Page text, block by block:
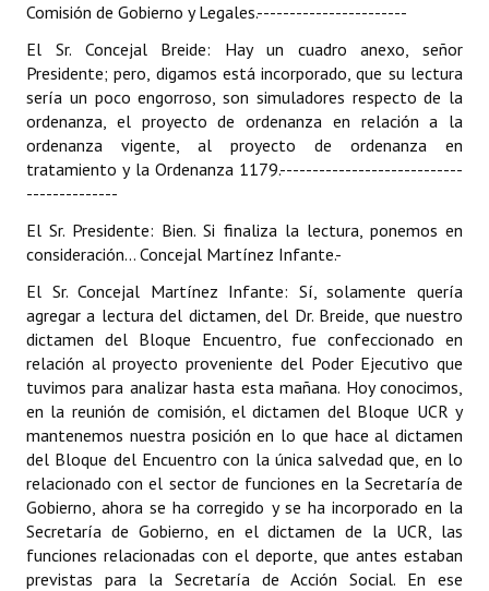
Comisión de Gobierno y Legales.-----------------------
El Sr. Concejal Breide: Hay un cuadro anexo, señor
Presidente; pero, digamos está incorporado, que su lectura
sería un poco engorroso, son simuladores respecto de la
ordenanza, el proyecto de ordenanza en relación a la
ordenanza vigente, al proyecto de ordenanza en
tratamiento y la Ordenanza 1179.----------------------------
--------------
El Sr. Presidente: Bien. Si finaliza la lectura, ponemos en
consideración... Concejal Martínez Infante.-
El Sr. Concejal Martínez Infante: Sí, solamente quería
agregar a lectura del dictamen, del Dr. Breide, que nuestro
dictamen del Bloque Encuentro, fue confeccionado en
relación al proyecto proveniente del Poder Ejecutivo que
tuvimos para analizar hasta esta mañana. Hoy conocimos,
en la reunión de comisión, el dictamen del Bloque UCR y
mantenemos nuestra posición en lo que hace al dictamen
del Bloque del Encuentro con la única salvedad que, en lo
relacionado con el sector de funciones en la Secretaría de
Gobierno, ahora se ha corregido y se ha incorporado en la
Secretaría de Gobierno, en el dictamen de la UCR, las
funciones relacionadas con el deporte, que antes estaban
previstas para la Secretaría de Acción Social. En ese